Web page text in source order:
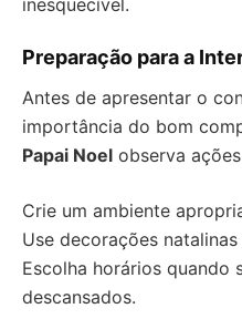
inesquecível.
Preparação para a
Antes de apresentar o
importância do bom
Papai Noel observa
Crie um ambiente
Use decorações
Escolha horários quando
descansados.